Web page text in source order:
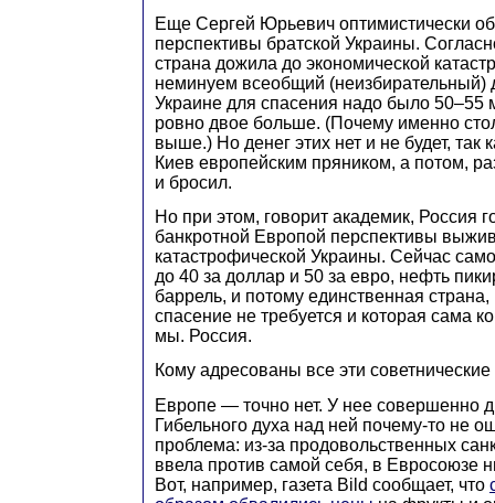
Еще Сергей Юрьевич оптимистически
перспективы братской Украины.
страна дожила до экономической
неминуем всеобщий
Украине для спасения надо было 50–55
ровно двое больше. (Почему именно
выше.) Но денег этих нет и не будет, так
Киев европейским пряником, а потом,
и бросил.
Но при этом, говорит академик, Россия
банкротной Европой перспективы
катастрофической Украины. Сейчас
до 40 за доллар и 50 за евро, нефть
баррель, и потому единственная страна,
спасение не требуется и которая сама
мы. Россия.
Кому адресованы все эти
Европе — точно нет. У нее совершенно
Гибельного духа над ней почему-то не
проблема: из-за продовольственных
ввела против самой себя, в Евросоюзе
Вот, например, газета Bild сообщает, что